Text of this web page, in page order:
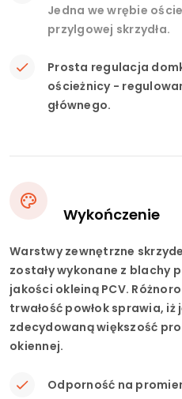
Jedna we wrębie
przylgowej skrzydła.
Prosta regulacja
ościeżnicy -
głównego.
Wykończenie
Warstwy zewnętrzne
zostały wykonane z blachy
jakości okleiną PCV.
trwałość powłok sprawia,
zdecydowaną większość
okiennej.
Odporność na